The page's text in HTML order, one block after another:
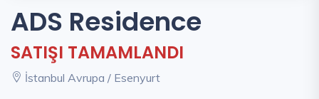
ADS Residence
SATIŞI TAMAMLANDI
İstanbul Avrupa / Esenyurt